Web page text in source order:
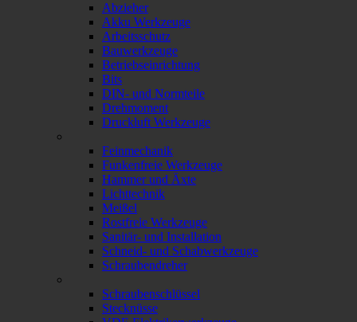
Abzieher
Akku Werkzeuge
Arbeitsschutz
Bauwerkzeuge
Betriebseinrichtung
Bits
DIN- und Normteile
Drehmoment
Druckluft Werkzeuge
Feinmechanik
Funkenfreie Werkzeuge
Hammer und Äxte
Lichttechnik
Meißel
Rostfreie Werkzeuge
Sanitär- und Installation
Schneid- und Schabwerkzeuge
Schraubendreher
Schraubenschlüssel
Stecknüsse